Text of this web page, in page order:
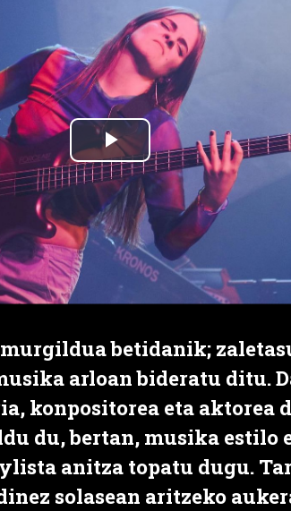
betidanik;
arloan bideratu ditu.
konpositorea eta aktorea
du, bertan, musika estilo
anitza topatu dugu.
solasean aritzeko